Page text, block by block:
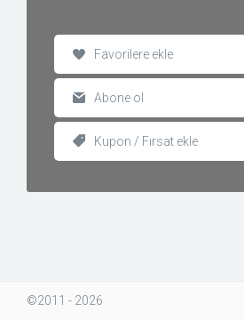
Favorilere ekle
Abone ol
Kupon / Fırsat ekle
©2011 - 2026